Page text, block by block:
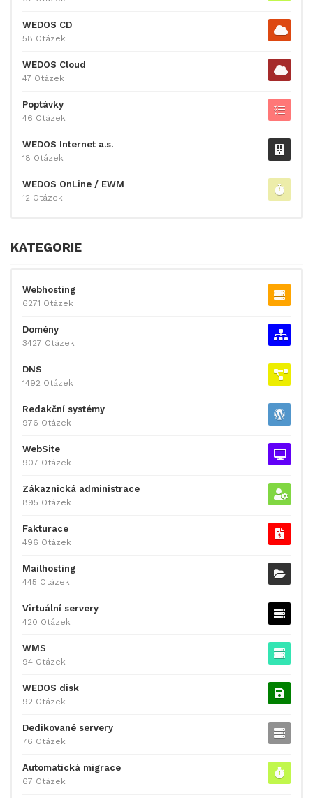
WEDOS CD
58 Otázek
WEDOS Cloud
47 Otázek
Poptávky
46 Otázek
WEDOS Internet a.s.
18 Otázek
WEDOS OnLine / EWM
12 Otázek
KATEGORIE
Webhosting
6271 Otázek
Domény
3427 Otázek
DNS
1492 Otázek
Redakční systémy
976 Otázek
WebSite
907 Otázek
Zákaznická administrace
895 Otázek
Fakturace
496 Otázek
Mailhosting
445 Otázek
Virtuální servery
420 Otázek
WMS
94 Otázek
WEDOS disk
92 Otázek
Dedikované servery
76 Otázek
Automatická migrace
67 Otázek